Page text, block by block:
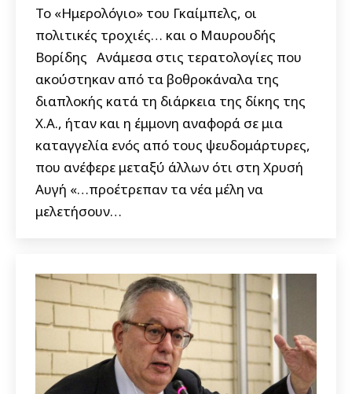
Το «Ημερολόγιο» του Γκαίμπελς, οι
πολιτικές τροχιές… και ο Μαυρουδής
Βορίδης Ανάμεσα στις τερατολογίες που
ακούστηκαν από τα βοθροκάναλα της
διαπλοκής κατά τη διάρκεια της δίκης της
Χ.Α., ήταν και η έμμονη αναφορά σε μια
καταγγελία ενός από τους ψευδομάρτυρες,
που ανέφερε μεταξύ άλλων ότι στη Χρυσή
Αυγή «…προέτρεπαν τα νέα μέλη να
μελετήσουν…